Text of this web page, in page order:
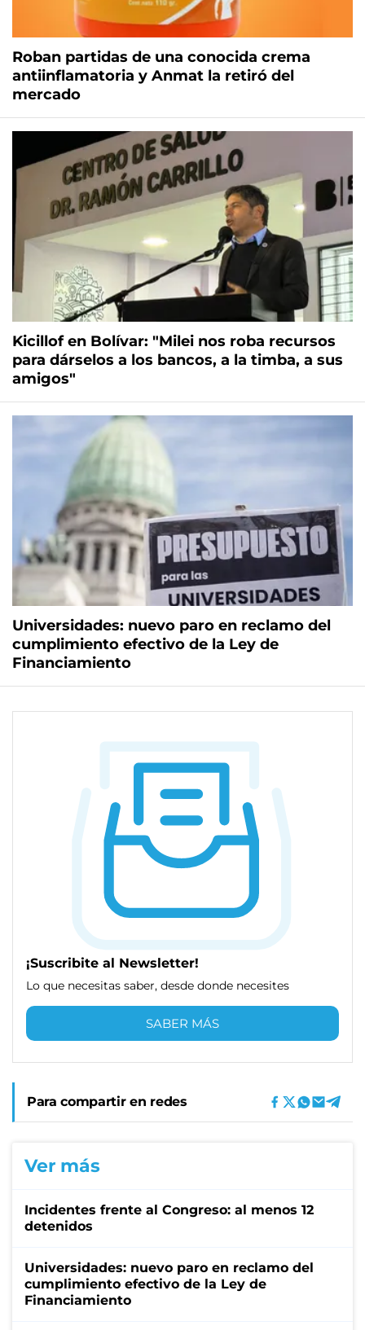
Roban partidas de una conocida crema
antiinflamatoria y Anmat la retiró del
mercado
Kicillof en Bolívar: "Milei nos roba recursos
para dárselos a los bancos, a la timba, a sus
amigos"
Universidades: nuevo paro en reclamo del
cumplimiento efectivo de la Ley de
Financiamiento
¡Suscribite al Newsletter!
Lo que necesitas saber, desde donde necesites
SABER MÁS
Para compartir en redes
Ver más
Incidentes frente al Congreso: al menos 12
detenidos
Universidades: nuevo paro en reclamo del
cumplimiento efectivo de la Ley de
Financiamiento